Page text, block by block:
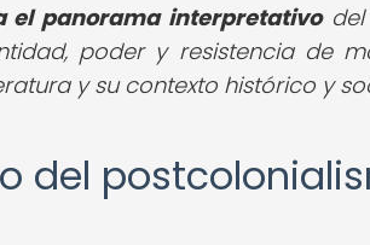
el panorama interpretativodel
poder y resistencia de
y su contexto histórico y
del